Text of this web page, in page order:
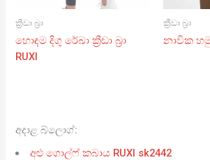
ක්‍රීඩා බ්‍රා
හොඳම දිගු රේඛා ක්‍රීඩා බ්‍රා
RUXI
ක්‍රීඩා බ්‍රා
නාවික
අදාළ බ්ලොග්:
අළු ගොල්ෆ් කබාය RUXI sk2442